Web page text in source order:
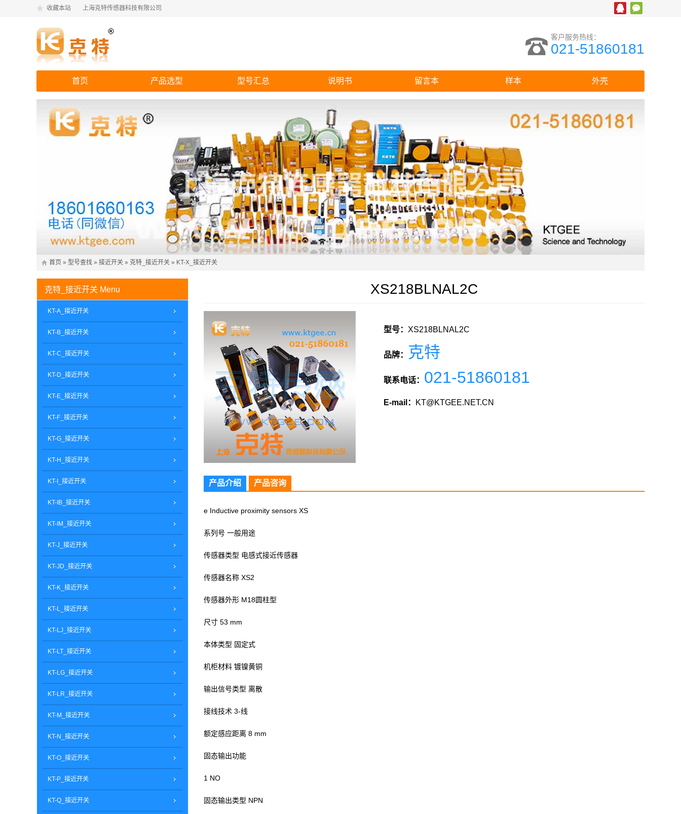
收藏本站 上海克特传感器科技有限公司
客户服务热线：
021-51860181
首页 产品选型 型号汇总 说明书 留言本 样本 外壳
首页 » 型号查找 » 接近开关 » 克特_接近开关 » KT-X_接近开关
XS218BLNAL2C
型号： XS218BLNAL2C
品牌： 克特
联系电话： 021-51860181
E-mail： KT@KTGEE.NET.CN
产品介绍 产品咨询
e Inductive proximity sensors XS
系列号 一般用途
传感器类型 电感式接近传感器
传感器名称 XS2
传感器外形 M18圆柱型
尺寸 53 mm
本体类型 固定式
机柜材料 镀镍黄铜
输出信号类型 离散
接线技术 3-线
额定感应距离 8 mm
固态输出功能
1 NO
固态输出类型 NPN
克特_接近开关 Menu
KT-A_接近开关
KT-B_接近开关
KT-C_接近开关
KT-D_接近开关
KT-E_接近开关
KT-F_接近开关
KT-G_接近开关
KT-H_接近开关
KT-I_接近开关
KT-IB_接近开关
KT-IM_接近开关
KT-J_接近开关
KT-JD_接近开关
KT-K_接近开关
KT-L_接近开关
KT-LJ_接近开关
KT-LT_接近开关
KT-LG_接近开关
KT-LR_接近开关
KT-M_接近开关
KT-N_接近开关
KT-O_接近开关
KT-P_接近开关
KT-Q_接近开关